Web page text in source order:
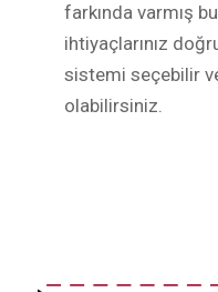
farkında varmış
ihtiyaçlarınız
sistemi seçebilir
olabilirsiniz.